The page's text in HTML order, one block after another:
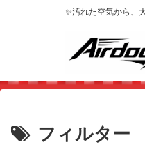
✨汚れた空気から、
フィルター